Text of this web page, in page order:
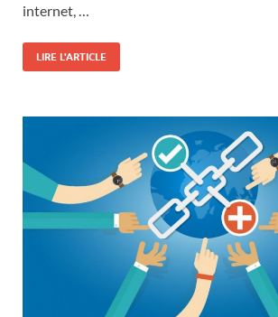
internet, …
LIRE L'ARTICLE